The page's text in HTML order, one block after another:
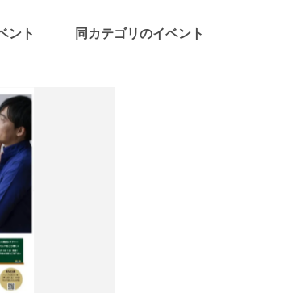
ント 同カテゴリのイベント